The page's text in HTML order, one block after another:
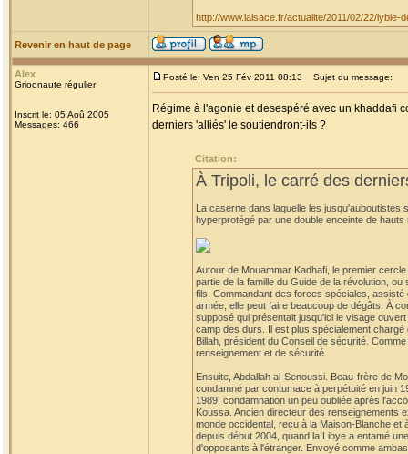
http://www.lalsace.fr/actualite/2011/02/22/
Revenir en haut de page
Alex
Grioonaute régulier
Inscrit le: 05 Aoû 2005
Messages: 466
Posté le: Ven 25 Fév 2011 08:13 Sujet du message:
Régime à l'agonie et desespéré avec un khaddafi
derniers 'alliés' le soutiendront-ils ?
Citation:
À Tripoli, le carré des
La caserne dans laquelle les jusqu'auboutistes
hyperprotégé par une double enceinte de
Autour de Mouammar Kadhafi, le premier
partie de la famille du Guide de la révolution,
fils. Commandant des forces spéciales,
armée, elle peut faire beaucoup de dégâts. À
supposé qui présentait jusqu'ici le visage
camp des durs. Il est plus spécialement
Billah, président du Conseil de sécurité.
renseignement et de sécurité.
Ensuite, Abdallah al-Senoussi. Beau-frère de
condamné par contumace à perpétuité en juin
1989, condamnation un peu oubliée après
Koussa. Ancien directeur des renseignements
monde occidental, reçu à la Maison-Blanche
depuis début 2004, quand la Libye a entamé
d'opposants à l'étranger. Envoyé comme